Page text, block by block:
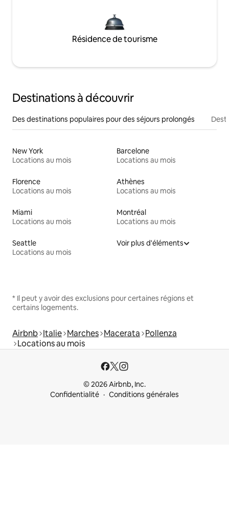
Résidence de tourisme
Destinations à découvrir
Des destinations populaires pour des séjours prolongés
New York
Locations au mois
Barcelone
Locations au mois
Florence
Locations au mois
Athènes
Locations au mois
Miami
Locations au mois
Montréal
Locations au mois
Seattle
Locations au mois
Voir plus d'éléments
* Il peut y avoir des exclusions pour certaines régions et
certains logements.
Airbnb Italie Marches Macerata Pollenza
Locations au mois
© 2026 Airbnb, Inc.
Confidentialité
Conditions générales